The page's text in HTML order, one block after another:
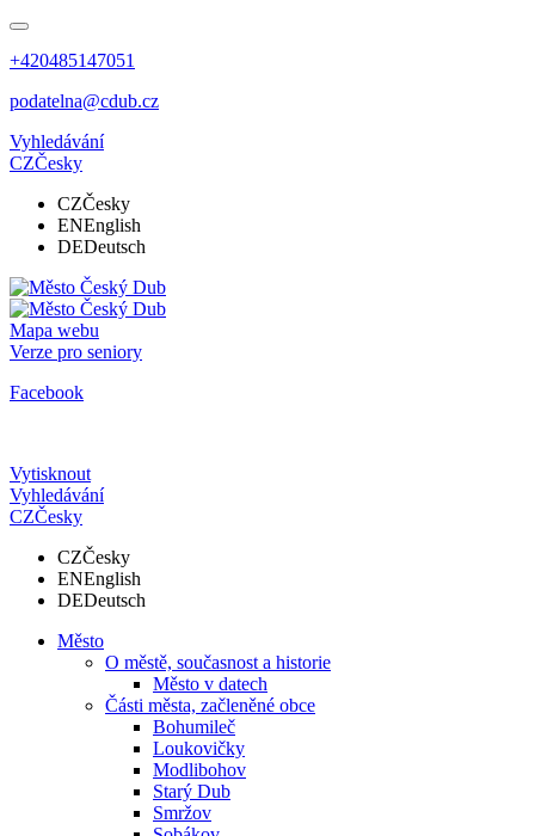
+420485147051
podatelna@cdub.cz
Vyhledávání
CZČesky
CZČesky
ENEnglish
DEDeutsch
Mapa webu
Verze pro seniory
Facebook
Vytisknout
Vyhledávání
CZČesky
CZČesky
ENEnglish
DEDeutsch
Město
O městě, současnost a historie
Město v datech
Části města, začleněné obce
Bohumileč
Loukovičky
Modlibohov
Starý Dub
Smržov